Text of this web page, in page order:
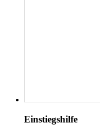
Einstiegshilfe